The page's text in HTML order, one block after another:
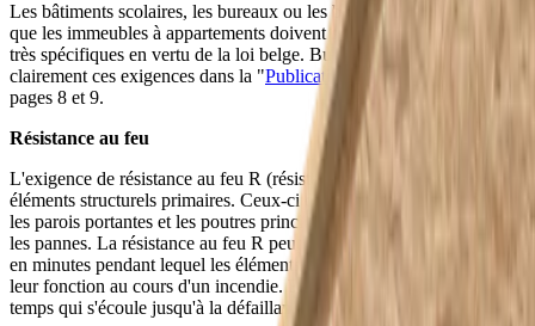
Les bâtiments scolaires, les bureaux ou les bâtiments collectifs tels
que les immeubles à appartements doivent répondre à des exigences
très spécifiques en vertu de la loi belge. Buildwise explique
clairement ces exigences dans la "Publication 2017/02.04"
pages 8 et 9.
Résistance au feu
L'exigence de résistance au feu R (résistance) s'applique aux
éléments structurels primaires. Ceux-ci comprennent les colonnes,
les parois portantes et les poutres principales telles que les fermes et
les pannes. La résistance au feu R peut être décrite comme le temps
en minutes pendant lequel les éléments de construction conservent
leur fonction au cours d'un incendie. En d'autres termes, c'est le
temps qui s'écoule jusqu'à la défaillance de l'élément en question.